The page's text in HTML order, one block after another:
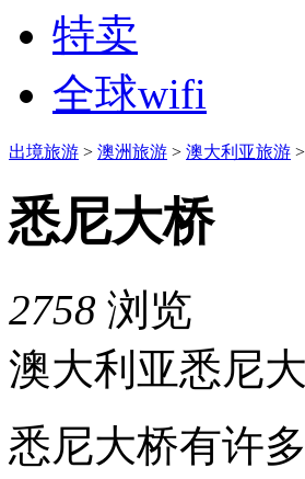
特卖
全球wifi
出境旅游 > 澳洲旅游 > 澳大利亚旅游 >
悉尼大桥
2758 浏览
澳大利亚悉尼
悉尼大桥有许